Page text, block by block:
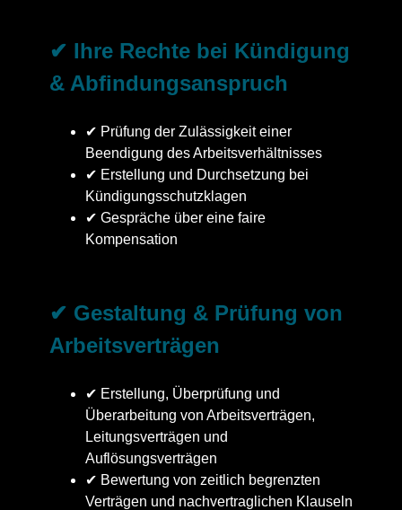
✔ Ihre Rechte bei Kündigung
& Abfindungsanspruch
✔ Prüfung der Zulässigkeit einer
Beendigung des Arbeitsverhältnisses
✔ Erstellung und Durchsetzung bei
Kündigungsschutzklagen
✔ Gespräche über eine faire
Kompensation
✔ Gestaltung & Prüfung von
Arbeitsverträgen
✔ Erstellung, Überprüfung und
Überarbeitung von Arbeitsverträgen,
Leitungsverträgen und
Auflösungsverträgen
✔ Bewertung von zeitlich begrenzten
Verträgen und nachvertraglichen Klauseln